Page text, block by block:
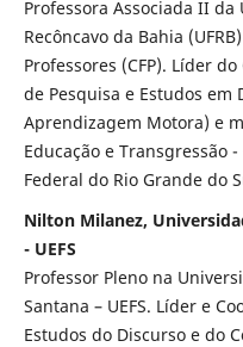
Professora Associada II
Recôncavo da Bahia
Professores (CFP). Líder
de Pesquisa e Estudos em
Aprendizagem Motora) e
Educação e Transgressão
Federal do Rio Grande do
Nilton Milanez,
- UEFS
Professor Pleno na
Santana – UEFS. Líder e
Estudos do Discurso e do